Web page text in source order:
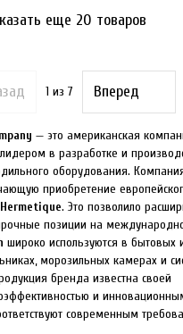
еще 20 товаров
1 из 7 Вперед
— это американская
в разработке и
оборудования.
приобретение
. Это позволило
позиции на
широко используются в бытовых
морозильных камерах и
бренда известна своей
и
современным